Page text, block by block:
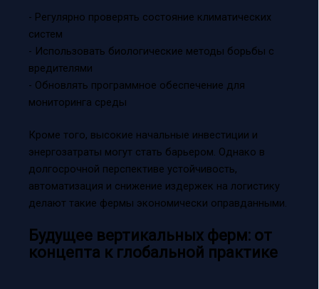
- Регулярно проверять состояние климатических
систем
- Использовать биологические методы борьбы с
вредителями
- Обновлять программное обеспечение для
мониторинга среды
Кроме того, высокие начальные инвестиции и
энергозатраты могут стать барьером. Однако в
долгосрочной перспективе устойчивость,
автоматизация и снижение издержек на логистику
делают такие фермы экономически оправданными.
Будущее вертикальных ферм: от
концепта к глобальной практике